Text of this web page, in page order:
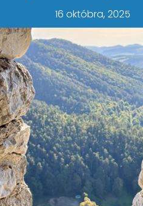
16 októbra, 2025